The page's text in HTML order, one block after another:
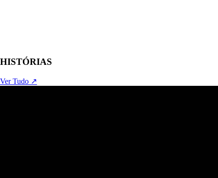
HISTÓRIAS
Ver Tudo ↗